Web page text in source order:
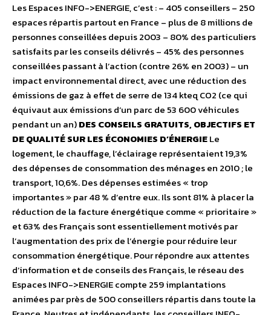
Les Espaces INFO->ENERGIE, c’est : – 405 conseillers – 250
espaces répartis partout en France – plus de 8 millions de
personnes conseillées depuis 2003 – 80% des particuliers
satisfaits par les conseils délivrés – 45% des personnes
conseillées passant à l’action (contre 26% en 2003) – un
impact environnemental direct, avec une réduction des
émissions de gaz à effet de serre de 134 kteq CO2 (ce qui
équivaut aux émissions d’un parc de 53 600 véhicules
pendant un an)DES CONSEILS GRATUITS, OBJECTIFS ET
DE QUALITÉ SUR LES ÉCONOMIES D’ÉNERGIELe
logement, le chauffage, l’éclairage représentaient 19,3%
des dépenses de consommation des ménages en 2010 ; le
transport, 10,6%. Des dépenses estimées « trop
importantes » par 48 % d’entre eux. Ils sont 81% à placer la
réduction de la facture énergétique comme « prioritaire »
et 63% des Français sont essentiellement motivés par
l’augmentation des prix de l’énergie pour réduire leur
consommation énergétique. Pour répondre aux attentes
d’information et de conseils des Français, le réseau des
Espaces INFO->ENERGIE compte 259 implantations
animées par près de 500 conseillers répartis dans toute la